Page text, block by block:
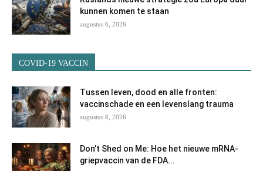
kunnen komen te staan
augustus 6, 2026
COVID-19 VACCIN
Tussen leven, dood en alle fronten:
vaccinschade en een levenslang trauma
augustus 8, 2026
Don’t Shed on Me: Hoe het nieuwe mRNA-
griepvaccin van de FDA...